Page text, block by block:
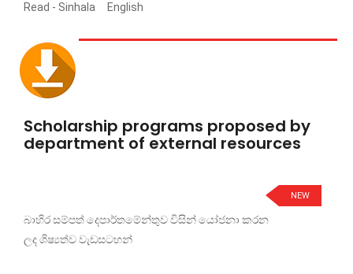
Read - Sinhala English
Scholarship programs proposed by
department of external resources
NEW
බාහිර සම්පත් දෙපාර්තමේන්තුව විසින් යෝජනා කරන
ලද ශිෂ්‍යත්ව වැඩසටහන්